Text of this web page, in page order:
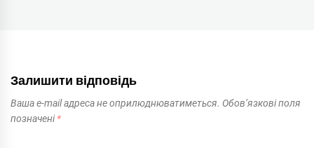
Залишити відповідь
Ваша e-mail адреса не оприлюднюватиметься. Обов’язкові поля
позначені *